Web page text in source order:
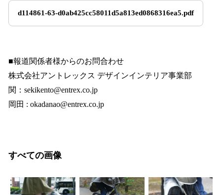
d114861-63-d0ab425cc58011d5a813ed0868316ea5.pdf
■報道関係者様からのお問合わせ
株式会社アントレックス デザインインテリア事業部
関：sekikento@entrex.co.jp
岡田 : okadanao@entrex.co.jp
すべての画像